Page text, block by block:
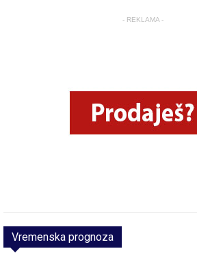
- REKLAMA -
Vremenska prognoza